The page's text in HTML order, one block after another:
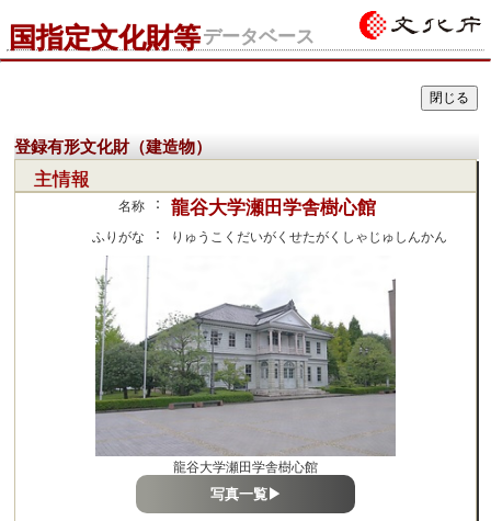
国指定文化財等データベース
登録有形文化財（建造物）
主情報
名称 ： 龍谷大学瀬田学舎樹心館
ふりがな ： りゅうこくだいがくせたがくしゃじゅしんかん
龍谷大学瀬田学舎樹心館
写真一覧▶